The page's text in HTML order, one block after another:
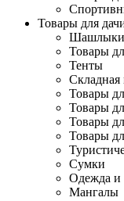
Товары для
Шашлыки
Товары
Тенты
Складная
Товары
Товары
Товары
Товары
Сумки
Одежда и
Мангалы